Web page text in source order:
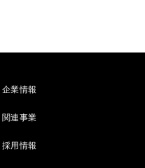
企業情報
関連事業
採用情報